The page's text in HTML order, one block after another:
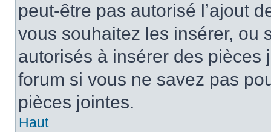
peut-être pas autorisé l’ajout
vous souhaitez les insérer, ou
autorisés à insérer des pièces
forum si vous ne savez pas
pièces jointes.
Haut